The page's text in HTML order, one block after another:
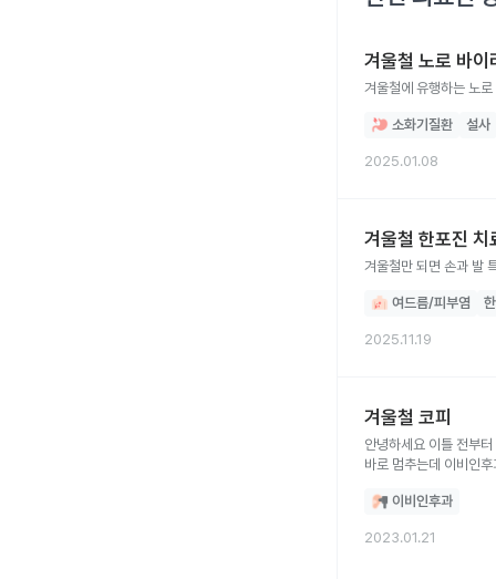
겨울철 노로 바
겨울철에 유행하는 노
소화기질환 설사
2025.01.08
겨울철 한포진 치
겨울철만 되면 손과 발
여드름/피부염
2025.11.19
겨울철 코피
안녕하세요 이틀 전부
바로 멈추는데 이비인
이비인후과
2023.01.21